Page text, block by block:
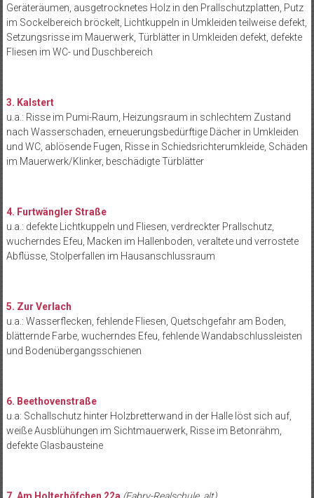
Geräteräumen, ausgetrocknetes Holz in den Prallschutzplatten, Putz
im Sockelbereich bröckelt, Lichtkuppeln in Umkleiden teilweise defekt,
Setzungsrisse im Mauerwerk, Türblätter in Umkleiden defekt, defekte
Fliesen im WC- und Duschbereich
3. Kalstert
u.a.: Risse im Pumi-Raum, Heizungsraum in schlechtem Zustand
nach Wasserschaden, erneuerungsbedürftige Dächer in Umkleiden
und WC, ablösende Fugen, Risse in Schiedsrichterumkleide, Schäden
im Mauerwerk/Klinker, beschädigte Türblätter
4. Furtwängler Straße
u.a.: defekte Lichtkuppeln und Fliesen, verdreckter Prallschutz,
wucherndes Efeu, Macken im Hallenboden, veraltete und verrostete
Abflüsse, Stolperfallen im Hausanschlussraum
5. Zur Verlach
u.a.: Wasserflecken, fehlende Fliesen, Quetschgefahr am Boden,
blätternde Farbe, wucherndes Efeu, fehlende Wandabschlussleisten
und Bodenübergangsschienen
6. Beethovenstraße
u.a: Schallschutz hinter Holzbretterwand in der Halle löst sich auf,
weiße Ausblühungen im Sichtmauerwerk, Risse im Betonrähm,
defekte Glasbausteine